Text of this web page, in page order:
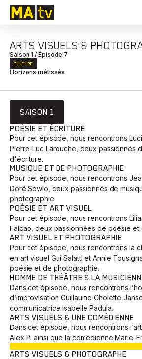
ARTS VISUELS &
Saison 1 / Épisode 7
CULTURE
Horizons métissés
SAISON 1
POÉSIE ET ÉCRITURE
Pour cet épisode, nous rencontrons
Pierre-Luc Larouche, deux passionnés
d'écriture.
MUSIQUE ET DE PHOTOGRAPHIE
Pour cet épisode, nous rencontrons
Doré Sowlo, deux passionnés de
photographie.
POÉSIE ET ART VISUEL
Pour cet épisode, nous rencontrons
Falcao, deux passionnées de poésie et
ART VISUEL ET PHOTOGRAPHIE
Pour cet épisode, nous rencontrons la
en art visuel Gui Salatti et Annie
poésie et de photographie.
HOMME DE THÉÂTRE & LA
Dans cet épisode, nous rencontrons
d’improvisation Guillaume Cholette
communicatrice Isabelle Padula.
ARTS VISUELS & UNE COMÉDIENNE
Dans cet épisode, nous rencontrons
Alex P. ainsi que la comédienne Marie-
ARTS VISUELS & PHOTOGRAPHE